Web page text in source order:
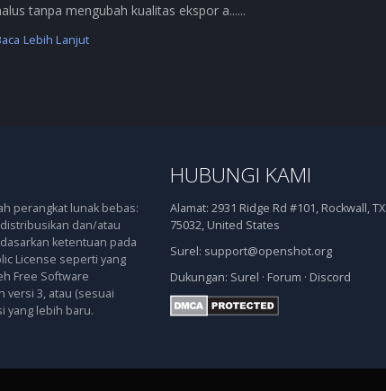
tanpa mengubah kualitas ekspor a......
Lebih Lanjut
perangkat lunak bebas:
dan/atau
ketentuan pada
License seperti yang
Free Software
versi 3, atau (sesuai
yang lebih baru.
HUBUNGI KAMI
Alamat: 2931 Ridge Rd #101, Rockwall, TX
75032, United States
Surel: support@openshot.org
Dukungan: Surel · Forum · Discord